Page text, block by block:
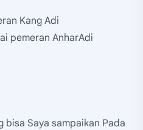
Kang Adi
pemeran AnharAdi
bisa Saya sampaikan Pada